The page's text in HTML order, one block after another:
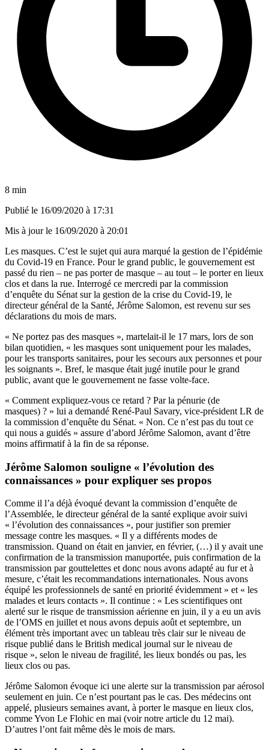
8 min
Publié le 16/09/2020 à 17:31
Mis à jour le 16/09/2020 à 20:01
Les masques. C’est le sujet qui aura marqué la gestion de l’épidémie
du Covid-19 en France. Pour le grand public, le gouvernement est
passé du rien – ne pas porter de masque – au tout – le porter en lieux
clos et dans la rue. Interrogé ce mercredi par la commission
d’enquête du Sénat sur la gestion de la crise du Covid-19, le
directeur général de la Santé, Jérôme Salomon, est revenu sur ses
déclarations du mois de mars.
« Ne portez pas des masques », martelait-il le 17 mars, lors de son
bilan quotidien, « les masques sont uniquement pour les malades,
pour les transports sanitaires, pour les secours aux personnes et pour
les soignants ». Bref, le masque était jugé inutile pour le grand
public, avant que le gouvernement ne fasse volte-face.
« Comment expliquez-vous ce retard ? Par la pénurie (de
masques) ? » lui a demandé René-Paul Savary, vice-président LR de
la commission d’enquête du Sénat. « Non. Ce n’est pas du tout ce
qui nous a guidés » assure d’abord Jérôme Salomon, avant d’être
moins affirmatif à la fin de sa réponse.
Jérôme Salomon souligne « l’évolution des
connaissances » pour expliquer ses propos
Comme il l’a déjà évoqué devant la commission d’enquête de
l’Assemblée, le directeur général de la santé explique avoir suivi
« l’évolution des connaissances », pour justifier son premier
message contre les masques. « Il y a différents modes de
transmission. Quand on était en janvier, en février, (…) il y avait une
confirmation de la transmission manuportée, puis confirmation de la
transmission par gouttelettes et donc nous avons adapté au fur et à
mesure, c’était les recommandations internationales. Nous avons
équipé les professionnels de santé en priorité évidemment » et « les
malades et leurs contacts ». Il continue : « Les scientifiques ont
alerté sur le risque de transmission aérienne en juin, il y a eu un avis
de l’OMS en juillet et nous avons depuis août et septembre, un
élément très important avec un tableau très clair sur le niveau de
risque publié dans le British medical journal sur le niveau de
risque », selon le niveau de fragilité, les lieux bondés ou pas, les
lieux clos ou pas.
Jérôme Salomon évoque ici une alerte sur la transmission par aérosol
seulement en juin. Ce n’est pourtant pas le cas. Des médecins ont
appelé, plusieurs semaines avant, à porter le masque en lieux clos,
comme Yvon Le Flohic en mai (voir notre article du 12 mai).
D’autres l’ont fait même dès le mois de mars.